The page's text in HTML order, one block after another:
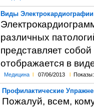
Виды Электрокардиографии
различных
представляет
отображается в
Медицина l 07/06/2013 l
Профилактические
Пожалуй, всем,